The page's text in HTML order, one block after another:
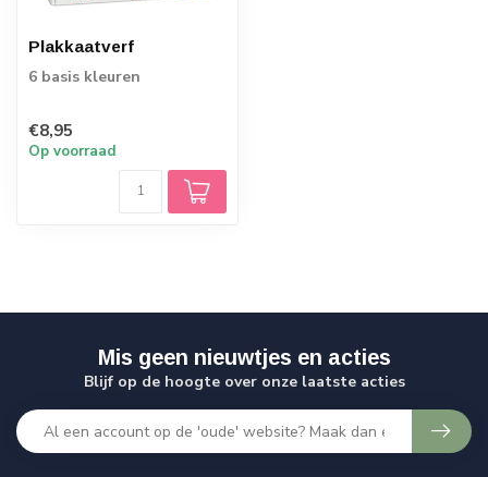
Plakkaatverf
6 basis kleuren
€8,95
Op voorraad
Mis geen nieuwtjes en acties
Blijf op de hoogte over onze laatste acties